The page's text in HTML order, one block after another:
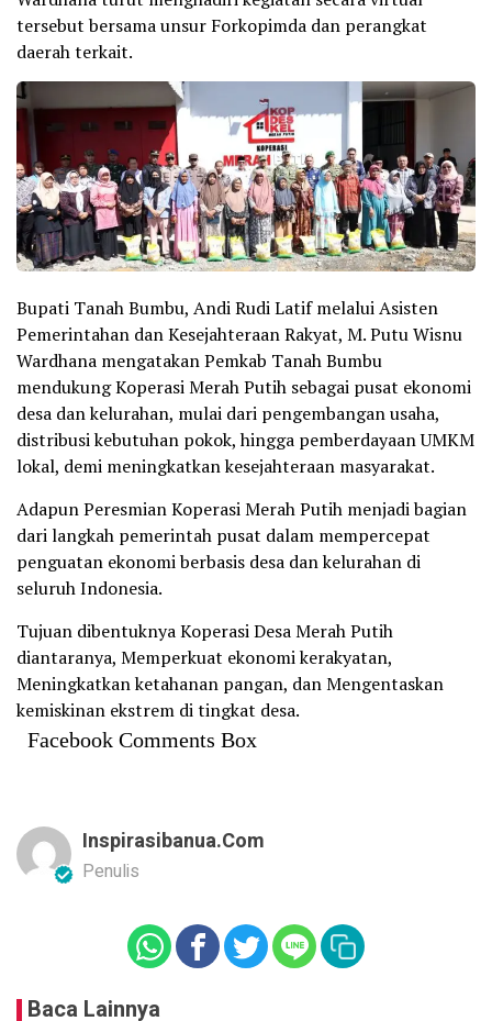
tersebut bersama unsur Forkopimda dan perangkat
daerah terkait.
Bupati Tanah Bumbu, Andi Rudi Latif melalui Asisten
Pemerintahan dan Kesejahteraan Rakyat, M. Putu Wisnu
Wardhana mengatakan Pemkab Tanah Bumbu
mendukung Koperasi Merah Putih sebagai pusat ekonomi
desa dan kelurahan, mulai dari pengembangan usaha,
distribusi kebutuhan pokok, hingga pemberdayaan UMKM
lokal, demi meningkatkan kesejahteraan masyarakat.
Adapun Peresmian Koperasi Merah Putih menjadi bagian
dari langkah pemerintah pusat dalam mempercepat
penguatan ekonomi berbasis desa dan kelurahan di
seluruh Indonesia.
Tujuan dibentuknya Koperasi Desa Merah Putih
diantaranya, Memperkuat ekonomi kerakyatan,
Meningkatkan ketahanan pangan, dan Mengentaskan
kemiskinan ekstrem di tingkat desa.
Facebook Comments Box
Inspirasibanua.com
Penulis
Baca Lainnya